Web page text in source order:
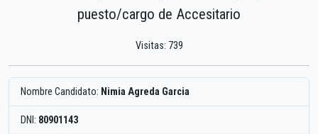
puesto/cargo de Accesitario
Visitas: 739
Nombre Candidato: Nimia Agreda Garcia
DNI: 80901143